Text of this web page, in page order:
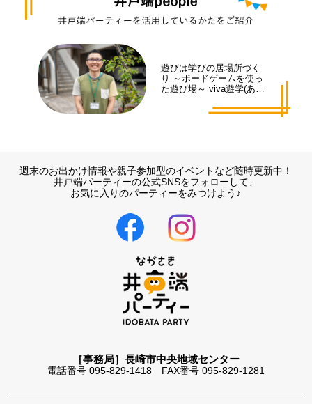
遊びは学びの居場所づく
り ～ボードゲームを使っ
た遊び場～ viva遊学(あそ
週末のお出かけ情報や親子参加型のイベントなど随時更新中！
井戸端パーティーの公式SNSをフォローして、
お気に入りのパーティーをみつけよう♪
［事務局］長崎市中央地域センター
電話番号 095-829-1418 FAX番号 095-829-1281